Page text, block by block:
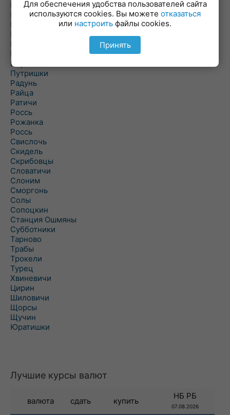
Погородно
Пограничный
Подлабенье
Подольцы
Подороск
Поречье
Порозово
Путришки
Радунь
Райца
Ратичи
Роcсь
Рожанка
Россь
Свислочь
Скидель
Скрибовцы
Словатичи
Слоним
Сморгонь
Солы
Сопоцкин
Станция Ошмяны
Субботники
Тарново
Трабы
Трокели
Турец
Хвиневичи
Цирин
Шиловичи
Щорсы
Щучин
Юратишки
Лучшие курсы валют
валюта сдать купить
НБ РБ
07.08.2026
Для обеспечения удобства пользователей сайта
используются cookies. Вы можете отказаться
или настроить файлы cookies.
Принять